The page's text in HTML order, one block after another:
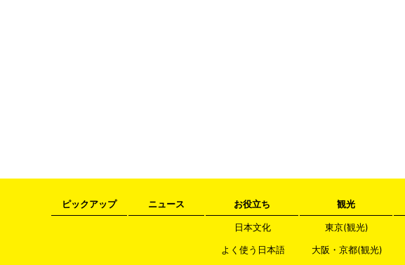
ピックアップ ニュース お役立ち
日本文化
よく使う日本語
観光
東京(観光)
大阪・京都(観光)